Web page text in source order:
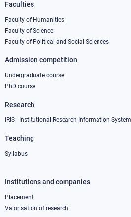
Footer
column
1
Faculties
Faculty of Humanities
Faculty of Science
Faculty of Political and Social Sciences
Admission competition
Undergraduate course
PhD course
Research
IRIS - Institutional Research Information System
Teaching
Syllabus
Footer
column
Institutions and companies
Placement
Valorisation of research